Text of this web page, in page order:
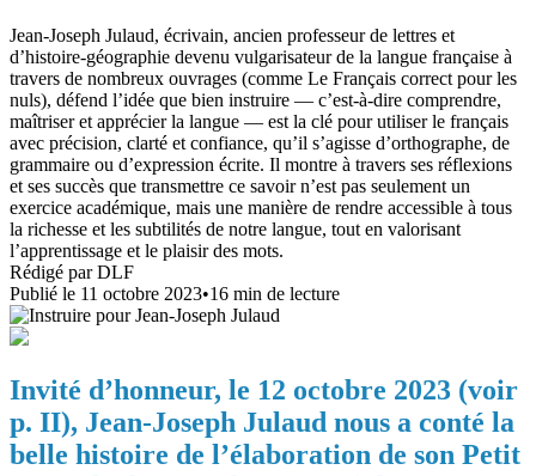
Jean‑Joseph Julaud, écrivain, ancien professeur de lettres et
d’histoire‑géographie devenu vulgarisateur de la langue française à
travers de nombreux ouvrages (comme Le Français correct pour les
nuls), défend l’idée que bien instruire — c’est‑à‑dire comprendre,
maîtriser et apprécier la langue — est la clé pour utiliser le français
avec précision, clarté et confiance, qu’il s’agisse d’orthographe, de
grammaire ou d’expression écrite. Il montre à travers ses réflexions
et ses succès que transmettre ce savoir n’est pas seulement un
exercice académique, mais une manière de rendre accessible à tous
la richesse et les subtilités de notre langue, tout en valorisant
l’apprentissage et le plaisir des mots.
Rédigé parDLF
Publié le 11 octobre 2023•16 min de lecture
Invité d’honneur, le 12 octobre 2023 (voir
p. II), Jean-Joseph Julaud nous a conté la
belle histoire de l’élaboration de son Petit